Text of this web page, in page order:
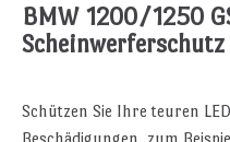
BMW 1200/1250
Scheinwerferschutz
Schützen Sie Ihre teuren
Beschädigungen, zum